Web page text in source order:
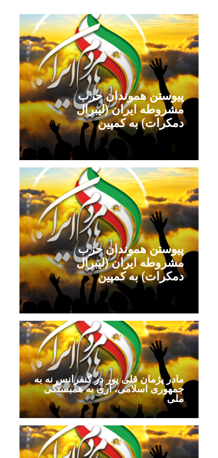
پیوستن هموندان حزب
مشروطه ایران (لیبرال
دمکرات) به کمپین
پیوستن هموندان حزب
مشروطه ایران (لیبرال
دمکرات) به کمپین
مادر پژمان قلی پور در کنفرانس نه به
جمهوری اسلامی، آری به همبستگی
ملی